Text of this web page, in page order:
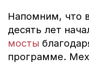
Напомним, что
десять лет
мосты
программе.